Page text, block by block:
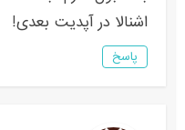
اشنالا در آپدیت بعدی!
پاسخ